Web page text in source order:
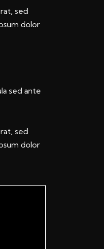
sed
dolor
sed ante
sed
dolor